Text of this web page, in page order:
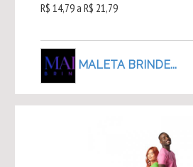
R$ 14,79 a R$ 21,79
MALETA BRINDE...